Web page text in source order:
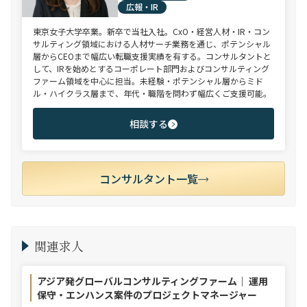
広報・IR
東京女子大学卒業。新卒で当社入社。CxO・経営人材・IR・コン
サルティング領域における人材サーチ業務を通じ、ポテンシャル
層からCEOまで幅広い転職支援実績を有する。コンサルタントと
して、IRを始めとするコーポレート部門およびコンサルティング
ファーム領域を中心に担当。未経験・ポテンシャル層からミド
ル・ハイクラス層まで、年代・職階を問わず幅広くご支援可能。
相談する
コンサルタント一覧
関連求人
アジア発グローバルコンサルティングファーム｜ 運用
保守・エンハンス案件のプロジェクトマネージャー